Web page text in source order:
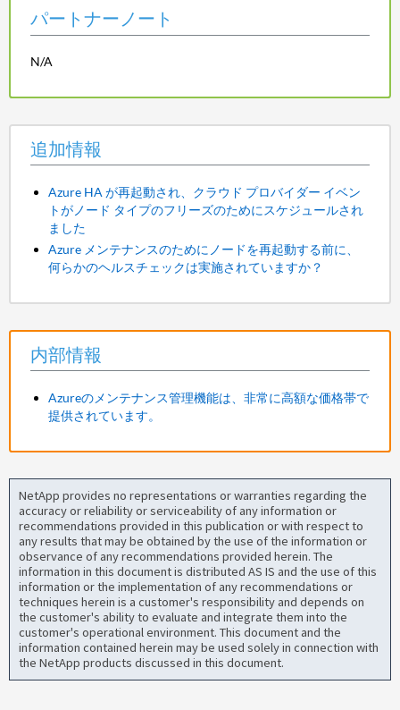
パートナーノート
N/A
追加情報
Azure HA が再起動され、クラウド プロバイダー イベン
トがノード タイプのフリーズのためにスケジュールされ
ました
Azure メンテナンスのためにノードを再起動する前に、
何らかのヘルスチェックは実施されていますか？
内部情報
Azureのメンテナンス管理機能は、非常に高額な価格帯で
提供されています。
NetApp provides no representations or warranties regarding the
accuracy or reliability or serviceability of any information or
recommendations provided in this publication or with respect to
any results that may be obtained by the use of the information or
observance of any recommendations provided herein. The
information in this document is distributed AS IS and the use of this
information or the implementation of any recommendations or
techniques herein is a customer's responsibility and depends on
the customer's ability to evaluate and integrate them into the
customer's operational environment. This document and the
information contained herein may be used solely in connection with
the NetApp products discussed in this document.